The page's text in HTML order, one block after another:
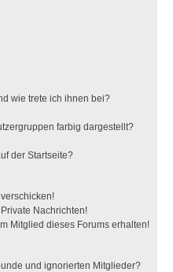
wie trete ich ihnen bei?
farbig dargestellt?
der Startseite?
Nachrichten!
Mitglied dieses Forums erhalten!
und ignorierten Mitglieder?